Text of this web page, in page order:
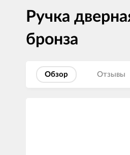
Ручка
бронза
Обзор Отзывы